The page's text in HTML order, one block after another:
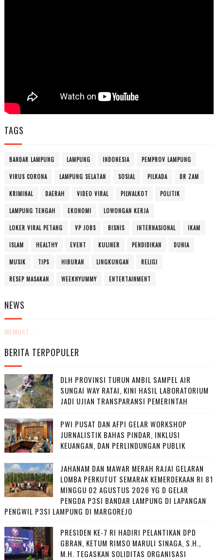
TAGS
BANDAR LAMPUNG LAMPUNG INDONESIA PEMPROV LAMPUNG
VIRUS CORONA LAMPUNG SELATAN SOSIAL PILKADA DR ZAM
KRIMINAL DAERAH VIDEO VIRAL PILWALKOT POLITIK
LAMPUNG TENGAH EKONOMI LOWONGAN KERJA
LOKER VIRAL PETANG VP JOBS BISNIS INTERNASIONAL IKAM
ISLAM HEALTHY EVENT KULINER PENDIDIKAN DUNIA
MUSIK TIPS HIBURAN LINGKUNGAN RELIGI
RESEP MASAKAN WEEKNYUMMY ENTERTAINMENT
NEWS
MEMUAT...
BERITA TERPOPULER
DLH PROVINSI TURUN AMBIL SAMPEL AIR
SUNGAI WAY RATAI, KINI HASIL LABORATORIUM
JADI UJIAN TRANSPARANSI PEMERINTAH
PWI PUSAT DAN AFPI GELAR WORKSHOP
JURNALISTIK BAHAS PINDAR, INKLUSI
KEUANGAN, DAN PERLINDUNGAN PUBLIK
JAHANAM DAN MAWAR MERAH RAJAI GELARAN
LOMBA PERKUTUT SEMARAK KEMERDEKAAN RI 81
MINGGU 02 AGUSTUS 2026 YG D GELAR
PENGDA P3SI BANDAR LAMPUNG DI LAPANGAN
PENGWIL P3SI LAMPUNG DI MARGOREJO
PRESIDEN KE-7 RI HADIRI PELANTIKAN DPD
GBRAN, KETUM RIMSO MARULI SINAGA, S.H.,
M.H. TEGASKAN SOLIDITAS ORGANISASI